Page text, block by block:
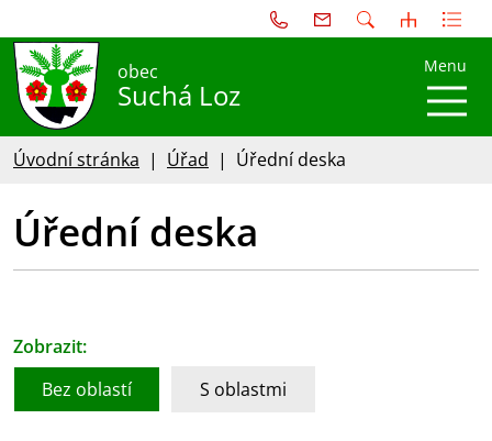
obec
Suchá Loz
Menu
Úvodní stránka Úřad Úřední deska
Úřední deska
Zobrazit:
Bez oblastí
S oblastmi